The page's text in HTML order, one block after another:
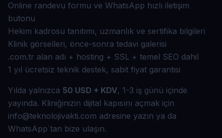
Online randevu formu ve WhatsApp hızlı iletişim
butonu
Hekim kadrosu tanıtımı, uzmanlık ve sertifika bilgileri
Klinik görselleri, önce-sonra tedavi galerisi
.com.tr alan adı + hosting + SSL + temel SEO dahil
1 yıl ücretsiz teknik destek, sabit fiyat garantisi
Yılda yalnızca 50 USD + KDV, 1-3 iş günü içinde
yayında. Kliniğinizin dijital kapısını açmak için
info@teknolojivakti.com adresine yazın ya da
WhatsApp`tan bize ulaşın.